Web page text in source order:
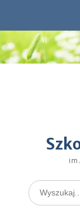
content
Search
for: